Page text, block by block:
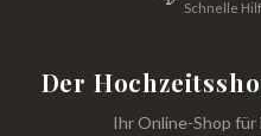
Schnelle
Der
Ihr Online-Shop